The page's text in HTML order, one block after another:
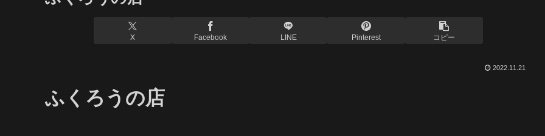
X Facebook LINE Pinterest コピー
2022.11.21
ふくろうの店